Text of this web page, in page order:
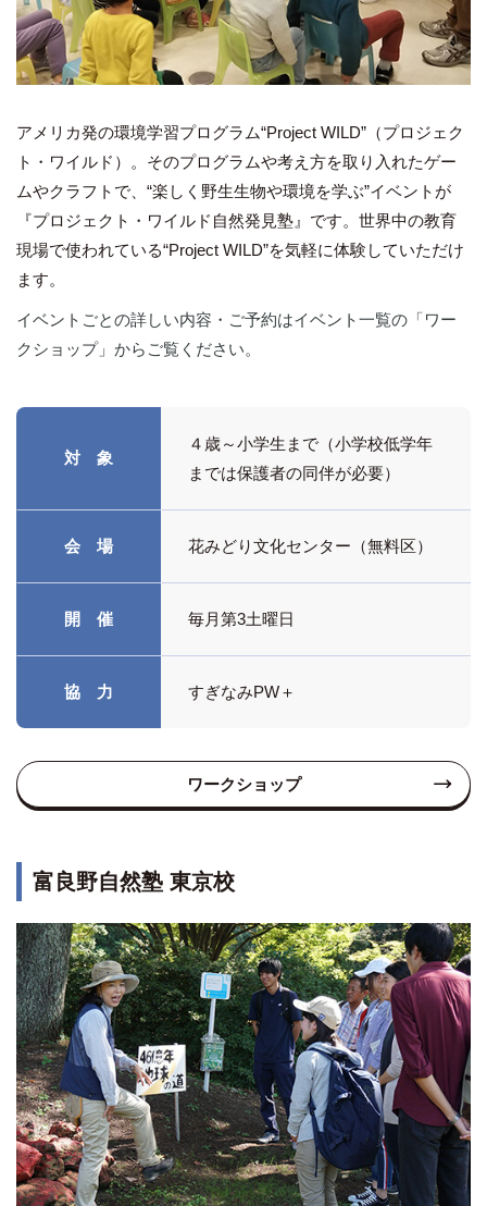
アメリカ発の環境学習プログラム“Project WILD”（プロジェク
ト・ワイルド）。そのプログラムや考え方を取り入れたゲー
ムやクラフトで、“楽しく野生生物や環境を学ぶ”イベントが
『プロジェクト・ワイルド自然発見塾』です。世界中の教育
現場で使われている“Project WILD”を気軽に体験していただけ
ます。
イベントごとの詳しい内容・ご予約はイベント一覧の「ワー
クショップ」からご覧ください。
対 象
４歳～小学生まで（小学校低学年
までは保護者の同伴が必要）
会 場 花みどり文化センター（無料区）
開 催 毎月第3土曜日
協 力 すぎなみPW＋
ワークショップ
富良野自然塾 東京校